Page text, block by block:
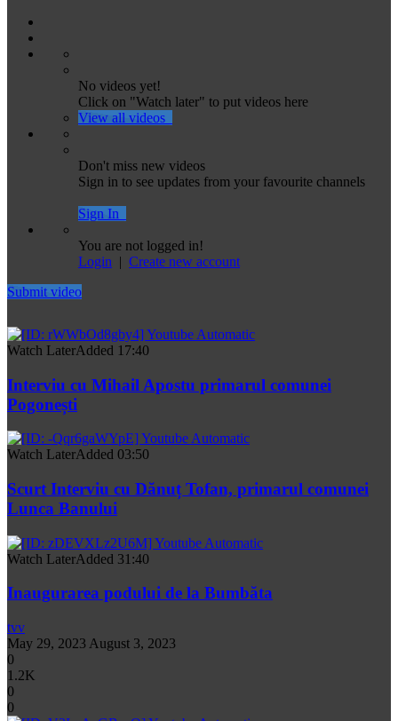
No videos yet!
Click on "Watch later" to put videos here
View all videos
Don't miss new videos
Sign in to see updates from your favourite channels
Sign In
You are not logged in!
Login | Create new account
Submit video
Watch LaterAdded 17:40
Interviu cu Mihail Apostu primarul comunei
Pogonești
Watch LaterAdded 03:50
Scurt Interviu cu Dănuț Tofan, primarul comunei
Lunca Banului
Watch LaterAdded 31:40
Inaugurarea podului de la Bumbăta
tvv
May 29, 2023 August 3, 2023
0
1.2K
0
0